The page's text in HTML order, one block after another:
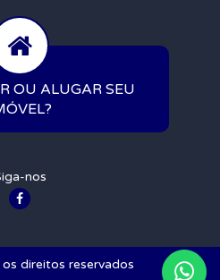
OU ALUGAR SEU
nos
direitos reservados